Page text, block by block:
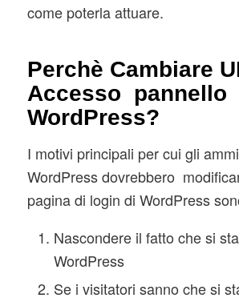
come poterla attuare.
Perchè Cambiare
Accesso pannello
WordPress?
I motivi principali per cui gli
WordPress dovrebbero
pagina di login di WordPress
Nascondere il fatto che si
WordPress
Se i visitatori sanno che si